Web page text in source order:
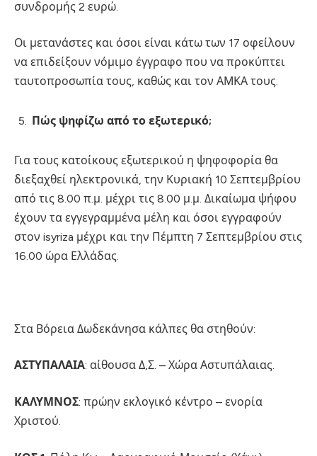
συνδρομής 2 ευρώ.
Οι μετανάστες και όσοι είναι κάτω των 17 οφείλουν
να επιδείξουν νόμιμο έγγραφο που να προκύπτει
ταυτοπροσωπία τους, καθώς και τον ΑΜΚΑ τους.
Πώς ψηφίζω από το εξωτερικό;
Για τους κατοίκους εξωτερικού η ψηφοφορία θα
διεξαχθεί ηλεκτρονικά, την Κυριακή 10 Σεπτεμβρίου
από τις 8.00 π.μ. μέχρι τις 8.00 μ.μ. Δικαίωμα ψήφου
έχουν τα εγγεγραμμένα μέλη και όσοι εγγραφούν
στον isyriza μέχρι και την Πέμπτη 7 Σεπτεμβρίου στις
16.00 ώρα Ελλάδας.
Στα Βόρεια Δωδεκάνησα κάλπες θα στηθούν:
ΑΣΤΥΠΑΛΑΙΑ: αίθουσα Δ,Σ. – Χώρα Αστυπάλαιας.
ΚΑΛΥΜΝΟΣ: πρώην εκλογικό κέντρο – ενορία
Χριστού.